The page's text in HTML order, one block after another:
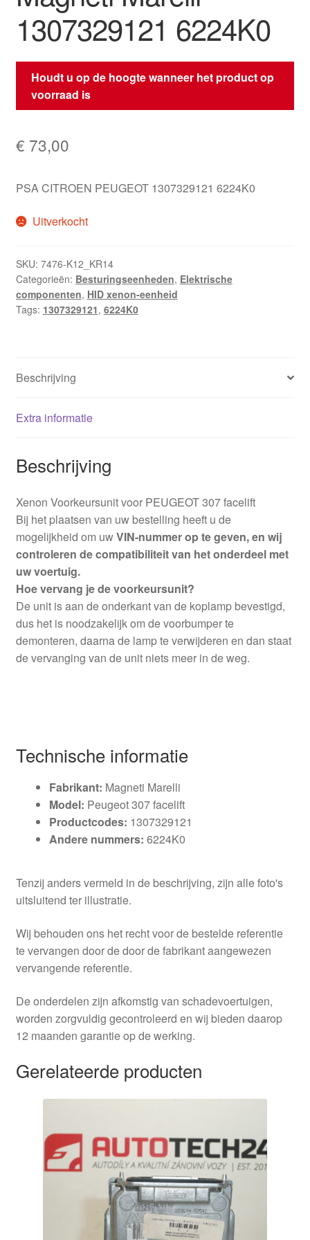
1307329121 6224K0
Houdt u op de hoogte wanneer het product op
voorraad is
€ 73,00
PSA CITROEN PEUGEOT 1307329121 6224K0
Uitverkocht
SKU: 7476-K12_KR14
Categorieën: Besturingseenheden, Elektrische
componenten, HID xenon-eenheid
Tags: 1307329121, 6224K0
Beschrijving
Extra informatie
Beschrijving
Xenon Voorkeursunit voor PEUGEOT 307 facelift
Bij het plaatsen van uw bestelling heeft u de
mogelijkheid om uwVIN-nummer op te geven, en wij
controleren de compatibiliteit van het onderdeel met
uw voertuig.
Hoe vervang je de voorkeursunit?
De unit is aan de onderkant van de koplamp bevestigd,
dus het is noodzakelijk om de voorbumper te
demonteren, daarna de lamp te verwijderen en dan staat
de vervanging van de unit niets meer in de weg.
Technische informatie
Fabrikant: Magneti Marelli
Model: Peugeot 307 facelift
Productcodes: 1307329121
Andere nummers: 6224K0
Tenzij anders vermeld in de beschrijving, zijn alle foto's
uitsluitend ter illustratie.
Wij behouden ons het recht voor de bestelde referentie
te vervangen door de door de fabrikant aangewezen
vervangende referentie.
De onderdelen zijn afkomstig van schadevoertuigen,
worden zorgvuldig gecontroleerd en wij bieden daarop
12 maanden garantie op de werking.
Gerelateerde producten